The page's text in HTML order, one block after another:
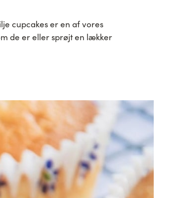
cupcakes er en af vores
de er eller sprøjt en lækker